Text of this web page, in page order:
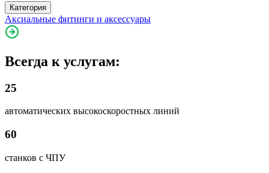
Категория
Аксиальные фитинги и аксессуары
Всегда к услугам:
25
автоматических высокоскоростных линий
60
станков с ЧПУ